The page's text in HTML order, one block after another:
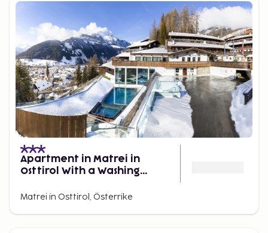
Apartment in Matrei in
Osttirol With a Washing
Matrei in Osttirol, Österrike